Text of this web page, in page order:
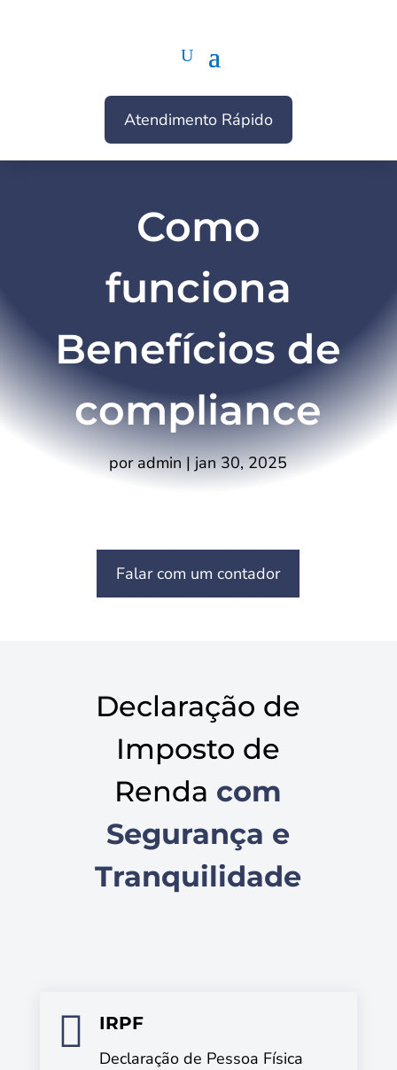
Atendimento Rápido
Como
funciona
Benefícios de
compliance
poradmin|jan 30, 2025
Falar com um contador
Declaração de
Imposto de
Renda com
Segurança e
Tranquilidade

IRPF
Declaração de Pessoa Física